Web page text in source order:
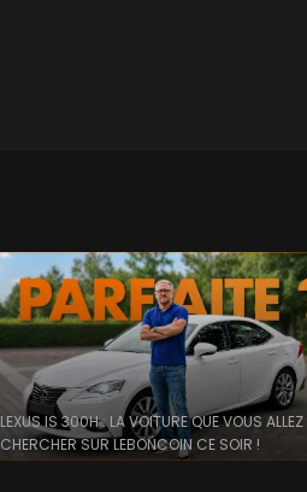
LEXUS IS 300H : LA VOITURE QUE VOUS ALLEZ
CHERCHER SUR LEBONCOIN CE SOIR !